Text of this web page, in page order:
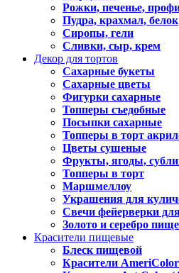
Рожки, печенье,
Пудра, крахмал, белок
Сиропы, гели
Сливки, сыр, крем
Декор для тортов
Сахарные букеты
Сахарные цветы
Фигурки сахарные
Топперы съедобные
Посыпки сахарные
Топперы в торт
Цветы сушеные
Фрукты, ягоды,
Топперы в торт
Маршмеллоу
Украшения для
Свечи фейерверки
Золото и серебро
Красители пищевые
Блеск пищевой
Красители